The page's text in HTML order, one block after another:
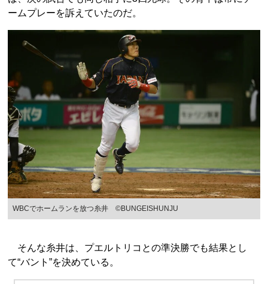
ームプレーを訴えていたのだ。
WBCでホームランを放つ糸井 ©BUNGEISHUNJU
そんな糸井は、プエルトリコとの準決勝でも結果とし
て“バント”を決めている。